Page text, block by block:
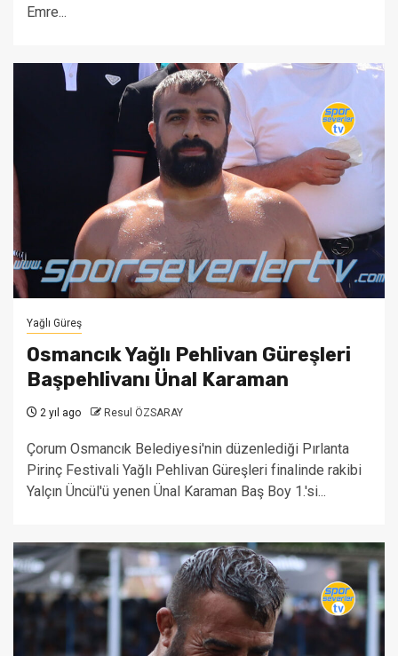
Emre...
Yağlı Güreş
Osmancık Yağlı Pehlivan Güreşleri
Başpehlivanı Ünal Karaman
2 yıl ago Resul ÖZSARAY
Çorum Osmancık Belediyesi'nin düzenlediği Pırlanta
Pirinç Festivali Yağlı Pehlivan Güreşleri finalinde rakibi
Yalçın Üncül'ü yenen Ünal Karaman Baş Boy 1.'si...